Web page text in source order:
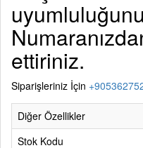
ettiriniz.
Siparişleriniz İçin
Diğer Özellikler
Stok Kodu